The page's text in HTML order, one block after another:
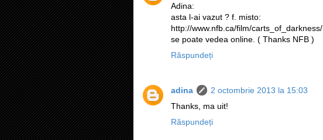
Adina:
asta l-ai vazut ? f. misto:
http://www.nfb.ca/film/carts_of_darkness/
se poate vedea online. ( Thanks NFB )
Răspundeți
adina
2 octombrie 2013 la 15:03
Thanks, ma uit!
Răspundeți